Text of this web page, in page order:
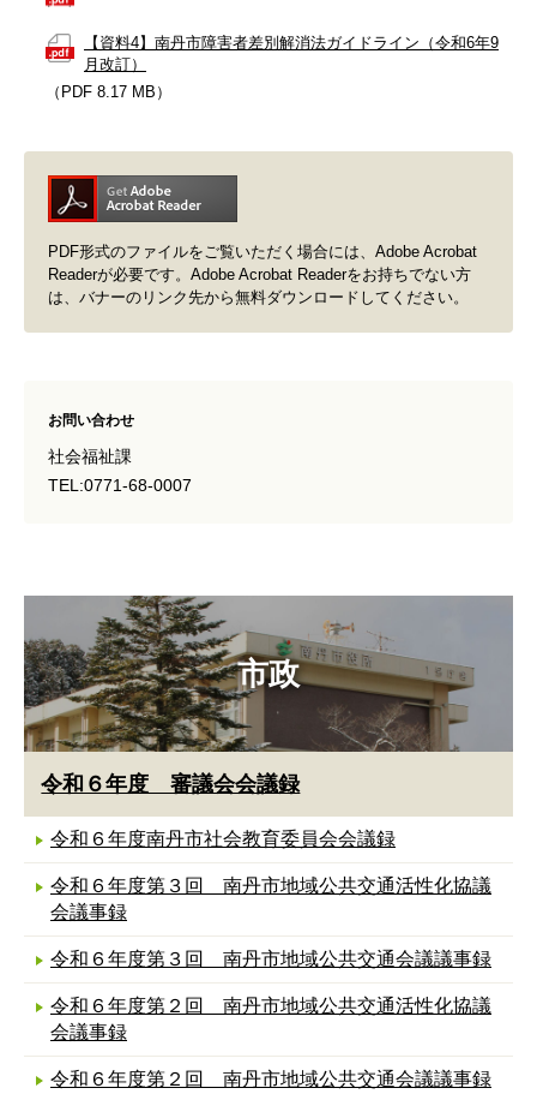
市政
令和６年度 審議会会議録
令和６年度南丹市社会教育委員会会議録
令和６年度第３回 南丹市地域公共交通活性化協議
会議事録
令和６年度第３回 南丹市地域公共交通会議議事録
令和６年度第２回 南丹市地域公共交通活性化協議
会議事録
令和６年度第２回 南丹市地域公共交通会議議事録
【資料4】南丹市障害者差別解消法ガイドライン（令和6年9
月改訂）
（PDF 8.17 MB）
PDF形式のファイルをご覧いただく場合には、Adobe Acrobat
Readerが必要です。Adobe Acrobat Readerをお持ちでない方
は、バナーのリンク先から無料ダウンロードしてください。
お問い合わせ
社会福祉課
TEL:0771-68-0007